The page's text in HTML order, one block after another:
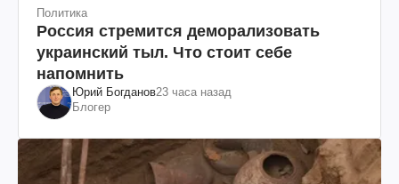
Политика
Россия стремится деморализовать
украинский тыл. Что стоит себе
напомнить
Юрий Богданов23 часа назад
Блогер